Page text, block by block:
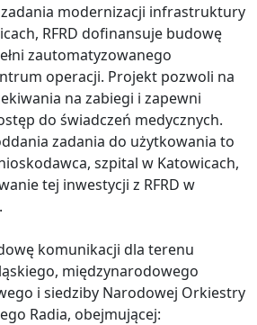
modernizacji infrastruktury
RFRD dofinansuje budowę
zautomatyzowanego
operacji. Projekt pozwoli na
na zabiegi i zapewni
do świadczeń medycznych.
zadania do użytkowania to
szpital w Katowicach,
tej inwestycji z RFRD w
komunikacji dla terenu
międzynarodowego
i siedziby Narodowej Orkiestry
Radia, obejmującej: